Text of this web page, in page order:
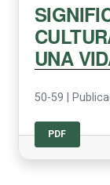
UNA
50-59
PDF